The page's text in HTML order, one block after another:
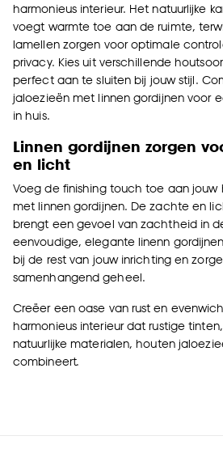
harmonieus interieur. Het natuurlijke
voegt warmte toe aan de ruimte,
lamellen zorgen voor optimale
privacy. Kies uit verschillende
perfect aan te sluiten bij jouw stijl.
jaloezieën met linnen gordijnen voor
in huis.
Linnen gordijnen zorgen
en licht
Voeg de finishing touch toe aan jouw
met linnen gordijnen. De zachte en
brengt een gevoel van zachtheid in
eenvoudige, elegante linenn
bij de rest van jouw inrichting en
samenhangend geheel.
Creëer een oase van rust en
harmonieus interieur dat rustige
natuurlijke materialen, houten
combineert.